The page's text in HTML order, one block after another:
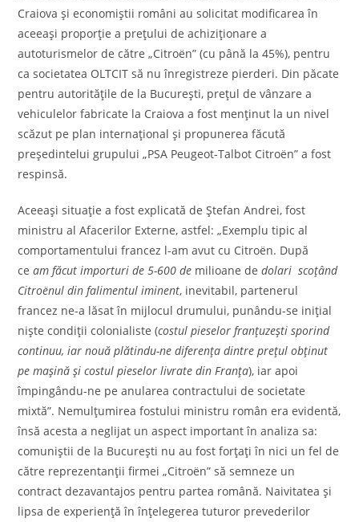
Craiova şi economiştii români au solicitat modificarea în
aceeaşi proporţie a preţului de achiziţionare a
autoturismelor de către „Citroën” (cu până la 45%), pentru
ca societatea OLTCIT să nu înregistreze pierderi. Din păcate
pentru autorităţile de la Bucureşti, preţul de vânzare a
vehiculelor fabricate la Craiova a fost menţinut la un nivel
scăzut pe plan internaţional şi propunerea făcută
preşedintelui grupului „PSA Peugeot-Talbot Citroën” a fost
respinsă.
Aceeaşi situaţie a fost explicată de Ştefan Andrei, fost
ministru al Afacerilor Externe, astfel: „Exemplu tipic al
comportamentului francez l-am avut cu Citroën. După
ceam făcut importuri de 5-600 de milioane dedolari scoţând
Citroënul din falimentul iminent, inevitabil, partenerul
francez ne-a lăsat în mijlocul drumului, punându-se iniţial
nişte condiţii colonialiste (costul pieselor franţuzeşti sporind
continuu, iar nouă plătindu-ne diferenţa dintre preţul obţinut
pe maşină şi costul pieselor livrate din Franţa), iar apoi
împingându-ne pe anularea contractului de societate
mixtă”. Nemulţumirea fostului ministru român era evidentă,
însă acesta a neglijat un aspect important în analiza sa:
comuniştii de la Bucureşti nu au fost forţaţi în nici un fel de
către reprezentanţii firmei „Citroën” să semneze un
contract dezavantajos pentru partea română. Naivitatea şi
lipsa de experienţă în înţelegerea tuturor prevederilor